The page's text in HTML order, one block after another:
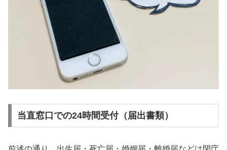
当直窓口での24時間受付（届出書類）